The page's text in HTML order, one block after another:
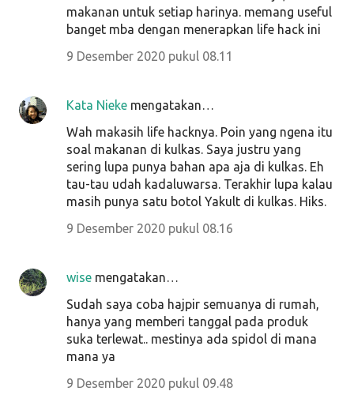
makanan untuk setiap harinya. memang useful
banget mba dengan menerapkan life hack ini
9 Desember 2020 pukul 08.11
Kata Nieke mengatakan…
Wah makasih life hacknya. Poin yang ngena itu
soal makanan di kulkas. Saya justru yang
sering lupa punya bahan apa aja di kulkas. Eh
tau-tau udah kadaluwarsa. Terakhir lupa kalau
masih punya satu botol Yakult di kulkas. Hiks.
9 Desember 2020 pukul 08.16
wise mengatakan…
Sudah saya coba hajpir semuanya di rumah,
hanya yang memberi tanggal pada produk
suka terlewat.. mestinya ada spidol di mana
mana ya
9 Desember 2020 pukul 09.48